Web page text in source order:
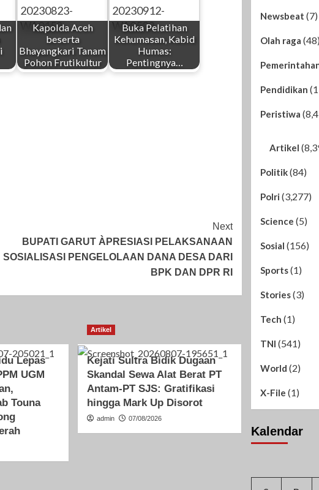
Kapolda Aceh
beserta
Bhayangkari Tanam
Pohon Frutikultur
Buka Pelatihan
Kehumasan, Kabid
Humas:
Pentingnya…
Next
BUPATI GARUT ÀPRESIASI PELAKSANAAN
SOSIALISASI PENGELOLAAN DANA DESA DARI
BPK DAN DPR RI
Lepas
UGM
Touna
Artikel
Kejati Sultra Bidik Dugaan
Skandal Sewa Alat Berat PT
Antam-PT SJS: Gratifikasi
hingga Mark Up Disorot
admin 07/08/2026
Newsbeat (7)
Olah raga (48)
Pendidikan
Peristiwa
Artikel
Politik(84)
Polri (3,277)
Science (5)
Sosial (156)
Sports(1)
Stories(3)
Tech (1)
TNI (541)
World (2)
X-File (1)
Kalendar